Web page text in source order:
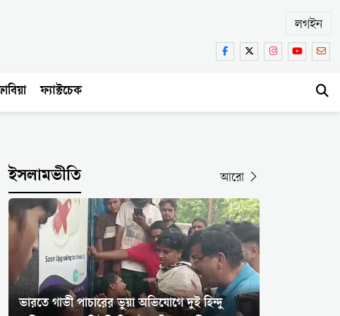
লগইন
ফ্যাক্টচেক
ইসলামভীতি আরো
ভারতে গাভী পাচারের ভুয়া অভিযোগে দুই হিন্দু